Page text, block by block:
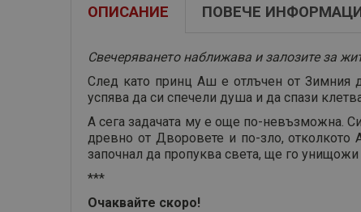
ОПИСАНИЕ ПОВЕЧЕ
Свечеряването наближава и залозите за
След като принц Аш е отлъчен от Зимния
успява да си спечели душа и да спази
А сега задачата му е още по-невъзможна.
древно от Дворовете и по-зло, отколкото
започнал да пропуква света, ще го унищожи
***
Очаквайте скоро!